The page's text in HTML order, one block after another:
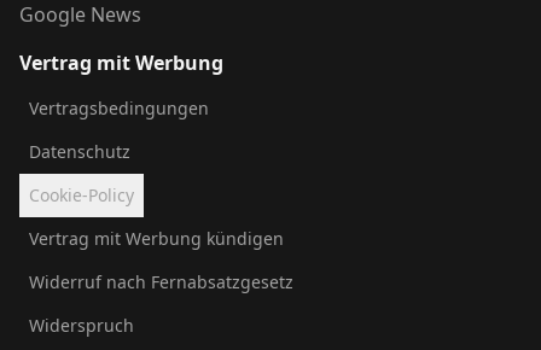
Google News
Vertrag mit Werbung
Vertragsbedingungen
Datenschutz
Cookie-Policy
Vertrag mit Werbung kündigen
Widerruf nach Fernabsatzgesetz
Widerspruch